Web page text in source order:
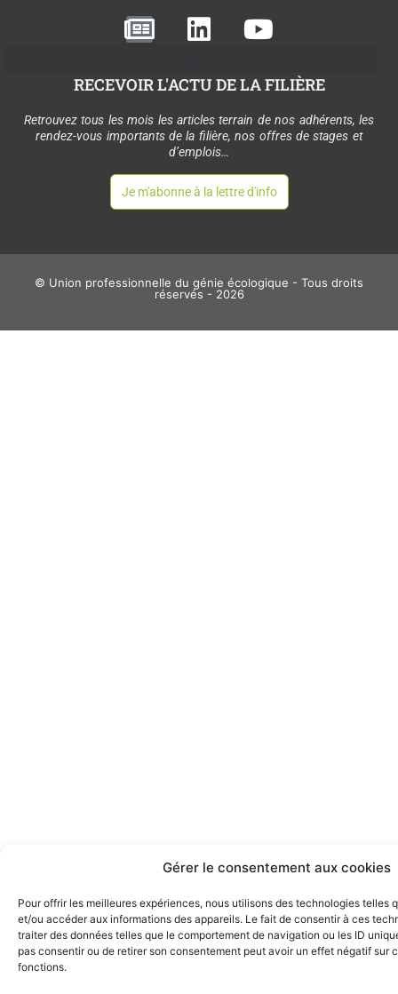
Gérer le consentement aux cookies
Pour offrir les meilleures expériences, nous utilisons des technologies telles
et/ou accéder aux informations des appareils. Le fait de consentir à ces
traiter des données telles que le comportement de navigation ou les ID
pas consentir ou de retirer son consentement peut avoir un effet négatif sur
fonctions.
N
e
w
s
p
a
p
e
L
i
n
k
e
d
i
n
Y
o
u
t
u
b
e
RECEVOIR L'ACTU DE LA FILIÈRE
Retrouvez tous les mois les articles terrain de nos adhérents, les
rendez-vous importants de la filière, nos offres de stages et
d’emplois…
Je m'abonne à la lettre d'info
© Union professionnelle du génie écologique - Tous droits
réservés - 2026